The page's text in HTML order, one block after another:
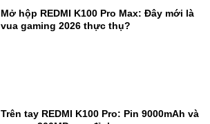
Mở hộp REDMI K100 Pro Max: Đây mới là
vua gaming 2026 thực thụ?
Trên tay REDMI K100 Pro: Pin 9000mAh và